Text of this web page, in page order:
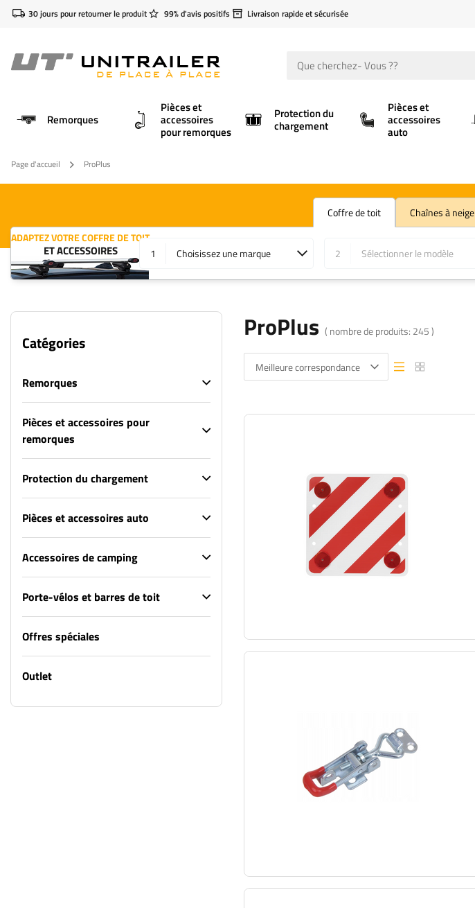
30 jours pour retourner le produit 99% d'avis positifs Livraison rapide et sécurisée
Remorques
Pièces et
accessoires
pour remorques
Protection du
chargement
Pièces et
accessoires
auto
Page d'accueil ProPlus
Coffre de toit Chaînes à neige
ADAPTEZ VOTRE COFFRE DE TOIT
ET ACCESSOIRES 1 Choisissez une marque 2 Sélectionner le modèle
Catégories
Remorques
Pièces et accessoires pour
remorques
Protection du chargement
Pièces et accessoires auto
Accessoires de camping
Porte-vélos et barres de toit
Offres spéciales
Outlet
ProPlus ( nombre de produits: 245)
Meilleure correspondance Vue listeVue liste